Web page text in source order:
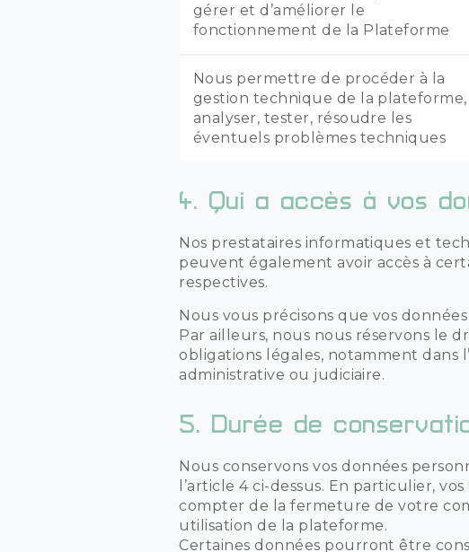
gérer et d’améliorer le
fonctionnement de la Plateforme
Nous permettre de procéder à la
gestion technique de la plateforme,
analyser, tester, résoudre les
éventuels problèmes techniques
4. Qui a accès à vos
Nos prestataires informatiques et
peuvent également avoir accès à
respectives.
Nous vous précisons que vos
Par ailleurs, nous nous réservons le
obligations légales, notamment dans
administrative ou judiciaire.
5. Durée de
Nous conservons vos données
l’article 4 ci-dessus. En particulier,
compter de la fermeture de votre
utilisation de la plateforme.
Certaines données pourront être